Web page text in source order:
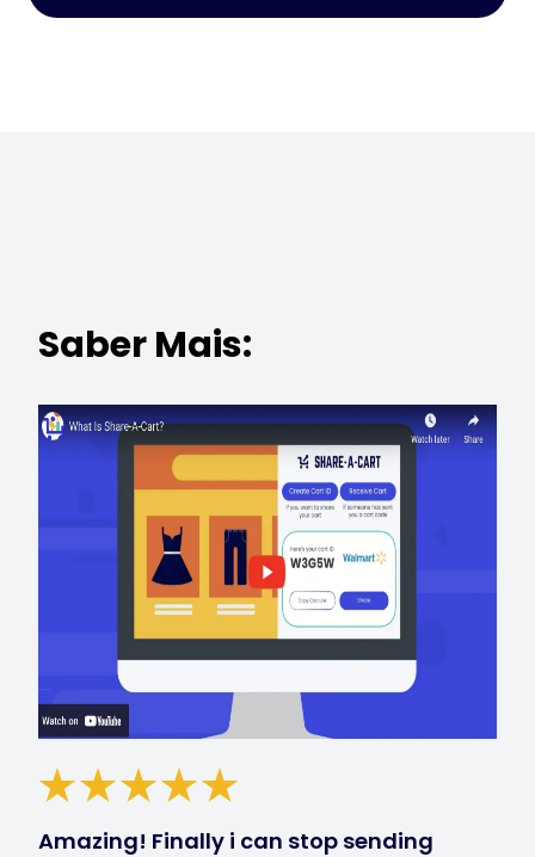
Saber Mais:
Amazing! Finally i can stop sending